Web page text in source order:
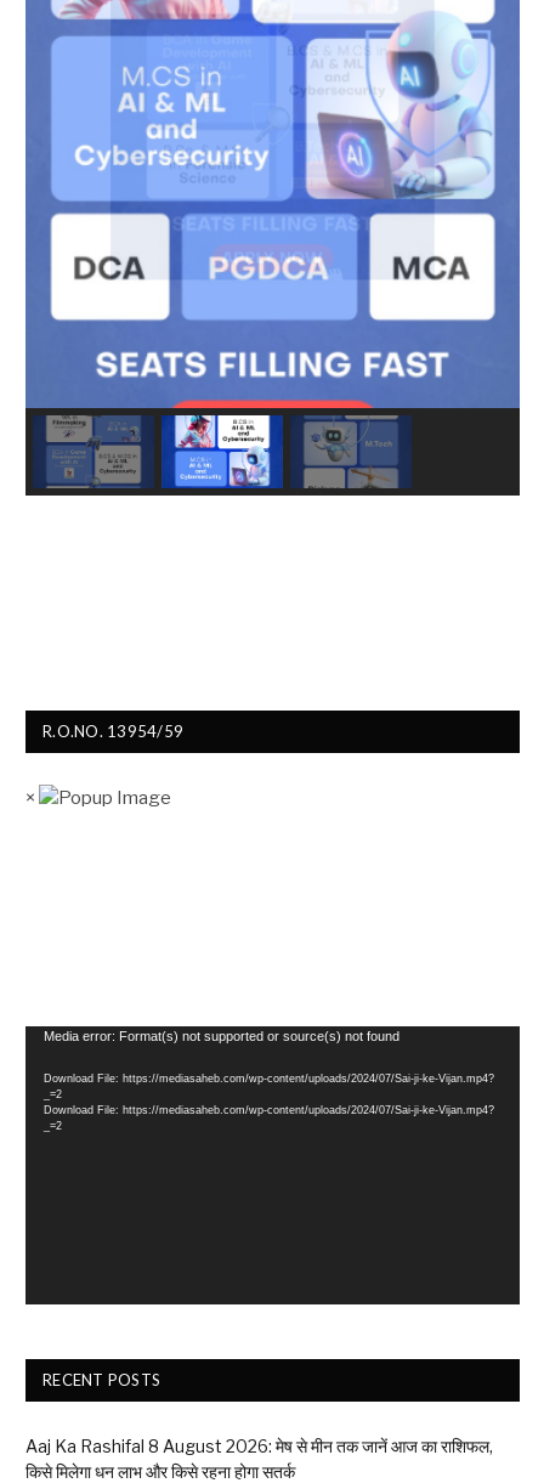
R.O.NO. 13954/59
×
Video
Media error: Format(s) not supported or source(s) not found
Download File: https://mediasaheb.com/wp-content/uploads/2024/07/Sai-ji-ke-Vijan.mp4?
_=2
Download File: https://mediasaheb.com/wp-content/uploads/2024/07/Sai-ji-ke-Vijan.mp4?
_=2
RECENT POSTS
Aaj Ka Rashifal 8 August 2026: मेष से मीन तक जानें आज का राशिफल,
किसे मिलेगा धन लाभ और किसे रहना होगा सतर्क